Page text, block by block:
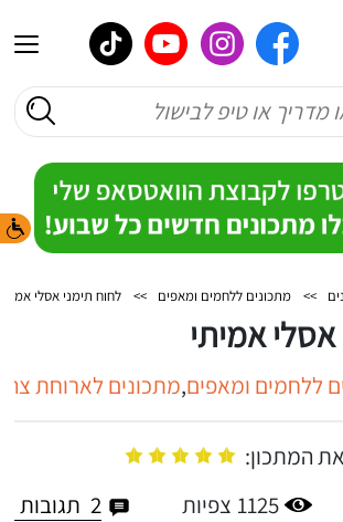
>> מתכונים ללחמים ומאפים >> לחוח תימני אסלי אמיתי
אמיתי
ללחמים ומאפים,מתכונים לארוחת
המתכון:
1125 צפיות 2 תגובות